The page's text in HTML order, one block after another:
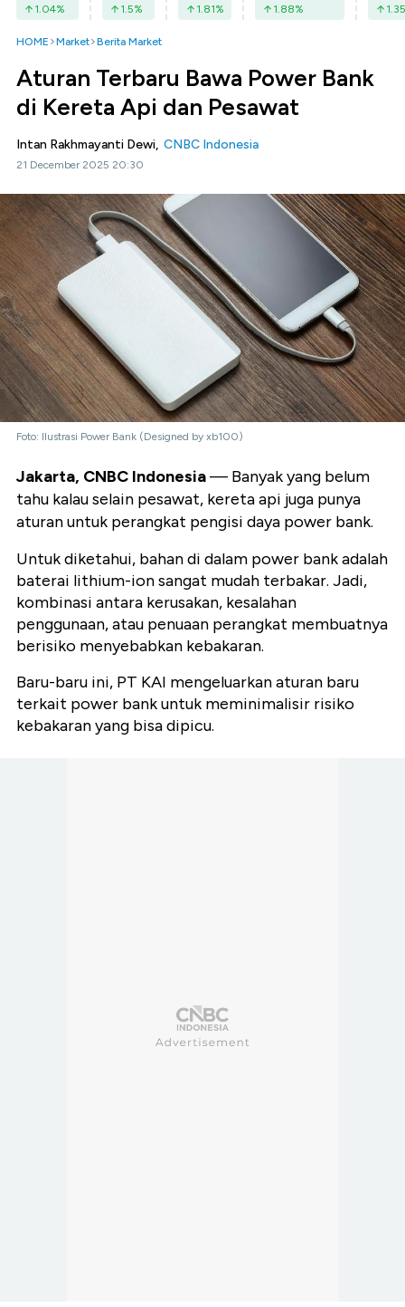
1.04% 1.5% 1.81% 1.88% 1.35
HOME Market Berita Market
Aturan Terbaru Bawa Power Bank
di Kereta Api dan Pesawat
Intan Rakhmayanti Dewi, CNBC Indonesia
21 December 2025 20:30
Foto: Ilustrasi Power Bank (Designed by xb100)
Jakarta, CNBC Indonesia— Banyak yang belum
tahu kalau selain pesawat, kereta api juga punya
aturan untuk perangkat pengisi daya power bank.
Untuk diketahui, bahan di dalam power bank adalah
baterai lithium-ion sangat mudah terbakar. Jadi,
kombinasi antara kerusakan, kesalahan
penggunaan, atau penuaan perangkat membuatnya
berisiko menyebabkan kebakaran.
Baru-baru ini, PT KAI mengeluarkan aturan baru
terkait power bank untuk meminimalisir risiko
kebakaran yang bisa dipicu.